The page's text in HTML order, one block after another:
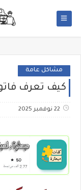
مشاكل عامة
كيف تعرف
22 نوفمبر 2025